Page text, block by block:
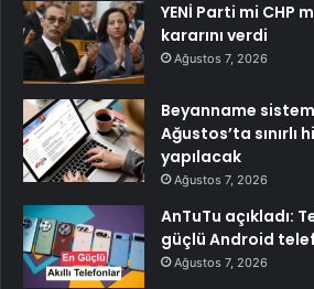
YENİ Parti mi CHP
kararını verdi
Ağustos 7, 2026
Beyanname
Ağustos’ta sınırlı
yapılacak
Ağustos 7, 2026
AnTuTu açıkladı:
güçlü Android
Ağustos 7, 2026